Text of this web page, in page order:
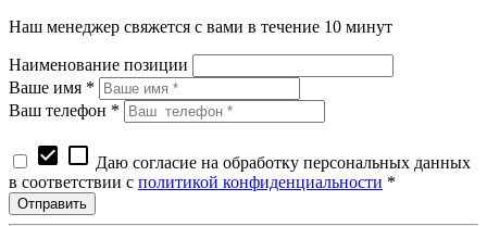
Наш менеджер свяжется с вами в течение 10 минут
Наименование позиции
Ваше имя *
Ваш телефон *
check_box check_box_outline_blank Даю согласие на обработку персональных данных
в соответствии с политикой конфиденциальности *